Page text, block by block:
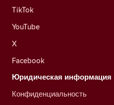
TikTok
YouTube
X
Facebook
Юридическая информация
Конфиденциальность